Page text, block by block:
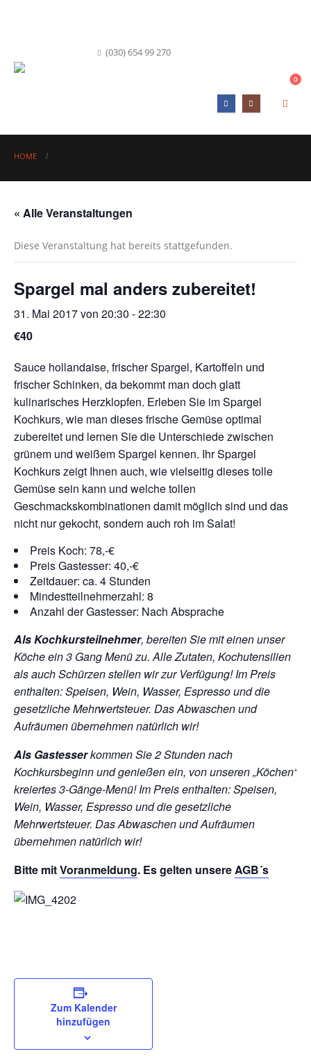
(030) 654 99 270
0
HOME
« Alle Veranstaltungen
Diese Veranstaltung hat bereits stattgefunden.
Spargel mal anders zubereitet!
31. Mai 2017 von 20:30 -22:30
€40
Sauce hollandaise, frischer Spargel, Kartoffeln und
frischer Schinken, da bekommt man doch glatt
kulinarisches Herzklopfen. Erleben Sie im Spargel
Kochkurs, wie man dieses frische Gemüse optimal
zubereitet und lernen Sie die Unterschiede zwischen
grünem und weißem Spargel kennen. Ihr Spargel
Kochkurs zeigt Ihnen auch, wie vielseitig dieses tolle
Gemüse sein kann und welche tollen
Geschmackskombinationen damit möglich sind und das
nicht nur gekocht, sondern auch roh im Salat!
Preis Koch: 78,-€
Preis Gastesser: 40,-€
Zeitdauer: ca. 4 Stunden
Mindestteilnehmerzahl: 8
Anzahl der Gastesser: Nach Absprache
Als Kochkursteilnehmer, bereiten Sie mit einen unser
Köche ein 3 Gang Menü zu. Alle Zutaten, Kochutensilien
als auch Schürzen stellen wir zur Verfügung!Im Preis
enthalten: Speisen, Wein, Wasser, Espresso und die
gesetzliche Mehrwertsteuer. Das Abwaschen und
Aufräumen übernehmen natürlich wir!
Als Gastesserkommen Sie 2 Stunden nach
Kochkursbeginn und genießen ein, von unseren „Köchen“
kreiertes 3-Gänge-Menü!Im Preis enthalten: Speisen,
Wein, Wasser, Espresso und die gesetzliche
Mehrwertsteuer. Das Abwaschen und Aufräumen
übernehmen natürlich wir!
Bitte mitVoranmeldung. Es gelten unsereAGB´s
Zum Kalender
hinzufügen